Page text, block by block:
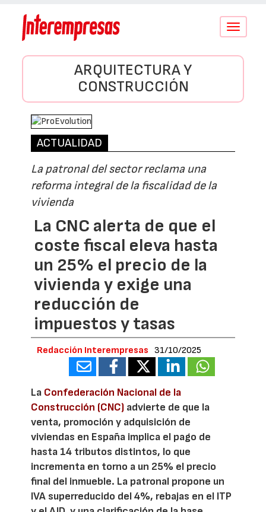
Conmutar
ARQUITECTURA Y
CONSTRUCCIÓN
ACTUALIDAD
La patronal del sector reclama una
reforma integral de la fiscalidad de la
vivienda
La CNC alerta de que el
coste fiscal eleva hasta
un 25% el precio de la
vivienda y exige una
reducción de
impuestos y tasas
Redacción Interempresas 31/10/2025
La Confederación Nacional de la
Construcción (CNC) advierte de que la
venta, promoción y adquisición de
viviendas en España implica el pago de
hasta 14 tributos distintos, lo que
incrementa en torno a un 25% el precio
final del inmueble. La patronal propone un
IVA superreducido del 4%, rebajas en el ITP